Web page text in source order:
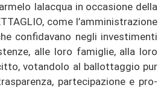
Ia­lac­qua in oc­ca­sio­ne della
come l’am­mi­nis­tra­zio­ne
con­fi­da­va­no negli in­ves­ti­men­ti
alle loro fa­miglie, alla loro
vo­tan­do­lo al bal­lottag­gio pur
par­te­ci­pa­zio­ne e pro­